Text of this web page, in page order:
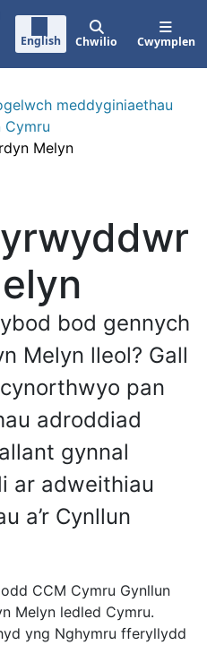
English Chwilio Cwymplen
meddyginiaethau
Cymru
Melyn
bod gennych
Melyn lleol? Gall
pan
adroddiad
gynnal
ar adweithiau
a’r Cynllun
CCM Cymru Gynllun
Melyn ledled Cymru.
yng Nghymru fferyllydd